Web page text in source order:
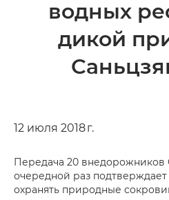
водных
дикой
12 июля 2018 г.
Передача 20 внедорожников
очередной раз
охранять природные